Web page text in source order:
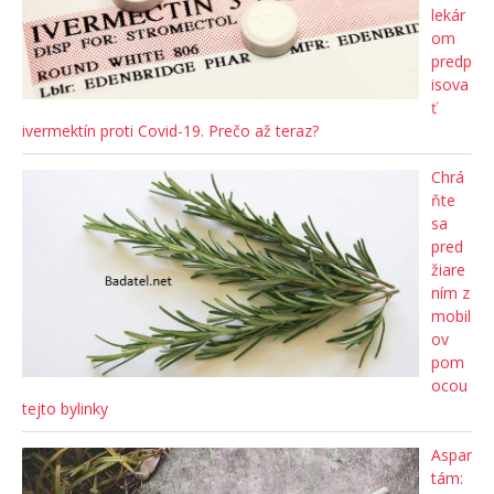
lekár
om
predp
isova
ť
ivermektín proti Covid-19. Prečo až teraz?
Chrá
ňte
sa
pred
žiare
ním z
mobil
ov
pom
ocou
tejto bylinky
Aspar
tám: